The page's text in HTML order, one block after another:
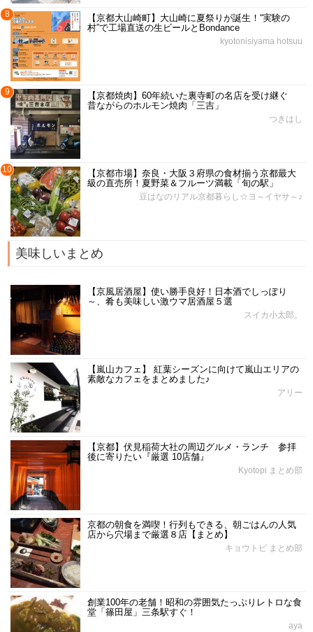
8
【京都大山崎町】大山崎に夏祭りが誕生！“実験の
村”で工場直送の生ビールとBondance
kyotonisiyama hotsuu
9
【京都焼肉】60年続いた裏寺町の名店を受け継ぐ
昔ながらのホルモン焼肉「三吉」
つきはし
10
【京都市場】奈良・大阪３府県の食材揃う京都最大
級の直売所！夏野菜＆フルーツ満載「旬の駅」
豆はなのリアル京都暮らし☆ヨ～イヤサ～♪
美味しいまとめ
【京風居酒屋】使い勝手良好！日本酒でしっぽり
～、肴も美味しい激ウマ居酒屋５選
スイカ小太郎。
【嵐山カフェ】 紅葉シーズンに向けて嵐山エリアの
素敵なカフェをまとめました♪
アリー
【京都】伏見稲荷大社の周辺グルメ・ランチ 参拝
後に寄りたい『厳選 10店舗』
Kyotopi まとめ部
京都の朝食を満喫！行列もできる、朝ごはんの人気
店から穴場まで厳選８店【まとめ】
キョウトピ まとめ部
創業100年の老舗！昭和の雰囲気たっぷりレトロな食
堂「篠田屋」三条駅すぐ！
aya